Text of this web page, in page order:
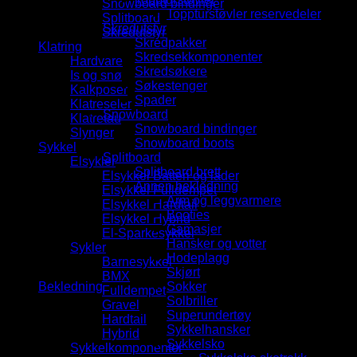
Snowboard bindinger
Splitboard
Skredutstyr
Klatring
Hardvare
Is og snø
Kalkposer
Klatreseler
Klatretau
Slynger
Sykkel
Elsykler
Elsykkel Batteri og lader
Elsykkel Fulldempet
Elsykkel Hardtail
Elsykkel Hybrid
El-Sparkesykkel
Sykler
Barnesykkel
BMX
Fulldempet
Gravel
Hardtail
Hybrid
Sykkelkomponenter
Toppturstøvler reservedeler
Skredutstyr
Skredpakker
Skredsekkomponenter
Skredsøkere
Søkestenger
Spader
Snowboard
Snowboard bindinger
Snowboard boots
Splitboard
Splitboard brett
Bekledning
Annen bekledning
Arm og leggvarmere
Booties
Gamasjer
Hansker og votter
Hodeplagg
Skjørt
Sokker
Solbriller
Superundertøy
Sykkelhansker
Sykkelsko